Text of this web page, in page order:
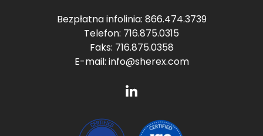
Bezpłatna infolinia: 866.474.3739
Telefon: 716.875.0315
Faks: 716.875.0358
E-mail: info@sherex.com